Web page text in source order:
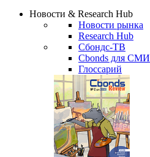
Новости & Research Hub
Новости рынка
Research Hub
Сбондс-ТВ
Cbonds для СМИ
Глоссарий